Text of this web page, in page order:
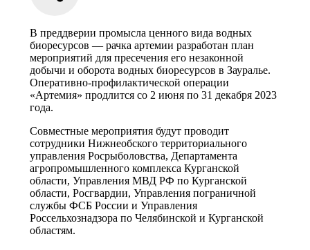
В преддверии промысла ценного вида водных
биоресурсов — рачка артемии разработан план
мероприятий для пресечения его незаконной
добычи и оборота водных биоресурсов в Зауралье.
Оперативно-профилактической операции
«Артемия» продлится со 2 июня по 31 декабря 2023
года.
Совместные мероприятия будут проводит
сотрудники Нижнеобского территориального
управления Росрыболовства, Департамента
агропромышленного комплекса Курганской
области, Управления МВД РФ по Курганской
области, Росгвардии, Управления пограничной
службы ФСБ России и Управления
Россельхознадзора по Челябинской и Курганской
областям.